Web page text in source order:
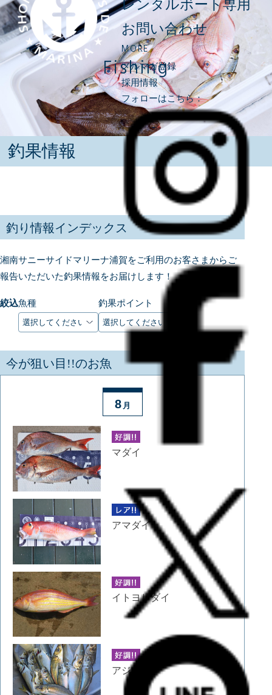
レンタルボート専用
お問い合わせ
MORE
メルマガ登録
採用情報
フォローはこちら：
Fishing
釣果情報
釣り情報インデックス
湘南サニーサイドマリーナ浦賀をご利用のお客さまからご
報告いただいた釣果情報をお届けします！
絞込魚種 釣果ポイント
今が狙い目!!のお魚
8 月
マダイ
アマダイ
イトヨリダイ
アジ